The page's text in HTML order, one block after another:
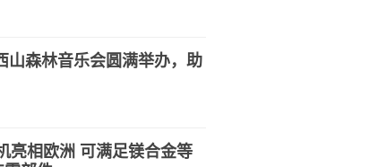
山森林音乐会圆满举办，助
亮相欧洲 可满足镁合金等